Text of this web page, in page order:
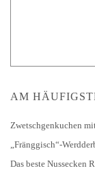
AM
Zwetschgenkuchen
„Fränggisch“-
Das beste Nussecken